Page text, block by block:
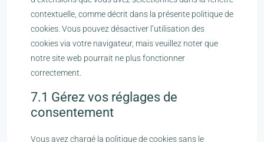
contextuelle, comme décrit dans la présente politique de
cookies. Vous pouvez désactiver l’utilisation des
cookies via votre navigateur, mais veuillez noter que
notre site web pourrait ne plus fonctionner
correctement.
7.1 Gérez vos réglages de
consentement
Vous avez chargé la politique de cookies sans le